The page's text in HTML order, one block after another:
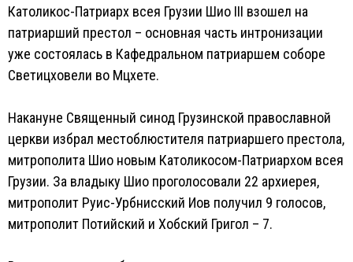
Католикос-Патриарх всея Грузии Шио III взошел на
патриарший престол – основная часть интронизации
уже состоялась в Кафедральном патриаршем соборе
Светицховели во Мцхете.
Накануне Священный синод Грузинской православной
церкви избрал местоблюстителя патриаршего престола,
митрополита Шио новым Католикосом-Патриархом всея
Грузии. За владыку Шио проголосовали 22 архиерея,
митрополит Руис-Урбнисский Иов получил 9 голосов,
митрополит Потийский и Хобский Григол – 7.